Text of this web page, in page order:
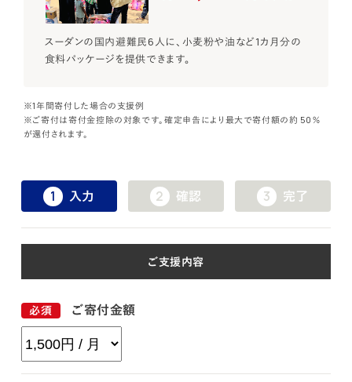
スーダンの国内避難民6人に、小麦粉や油など1カ月分の
食料パッケージを提供できます。
※1年間寄付した場合の支援例
※ご寄付は寄付金控除の対象です。確定申告により最大で寄付額の約 50％
が還付されます。
入力 確認 完了
ご支援内容
ご寄付金額